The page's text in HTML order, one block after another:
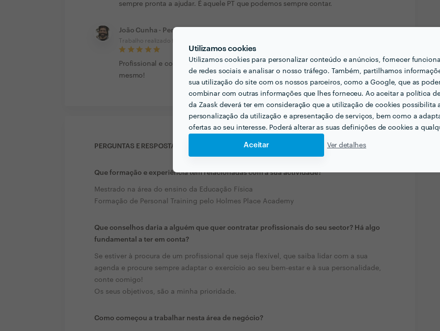
Utilizamos cookies
Utilizamos cookies para personalizar conteúdo e anúncios, fornecer
de redes sociais e analisar o nosso tráfego. Também, partilhamos
sua utilização do site com os nossos parceiros, como a Google, que as
combinar com outras informações que lhes forneceu. Ao aceitar a política
da Zaask deverá ter em consideração que a utilização de cookies possibilita
personalização da utilização e apresentação de serviços, bem como a
ofertas ao seu interesse. Poderá alterar as suas definições de cookies a
Aceitar Ver detalhes
sempre pronta a ajudar. É aquele PT que podemos sempre contar.
João Cunha - Personal Training
Trabalho realizado fora da plataforma
Profissional e competente. Junta a exigência dum treino com o desfrutar do
mesmo!
PERGUNTAS E RESPOSTAS
Que formação e experiência tem relacionadas com a sua actividade?
Mestrado na área do ensino da Educação Física
Formação de Personal Training pelo Holmes Place Academy
Que conselhos daria a alguém que quer contratar profissionais do seu sector? Há algo
fundamental a ter em conta?
Se estiver à procura de um profissional que seja flexível, que saiba lidar com a sua
agenda e procure sempre adaptar o exercício ao seu bem-estar e à sua personalidade,
conte comigo!
Os seus objetivos, são a minha prioridade.
Como começou a trabalhar nesta área de negócio?